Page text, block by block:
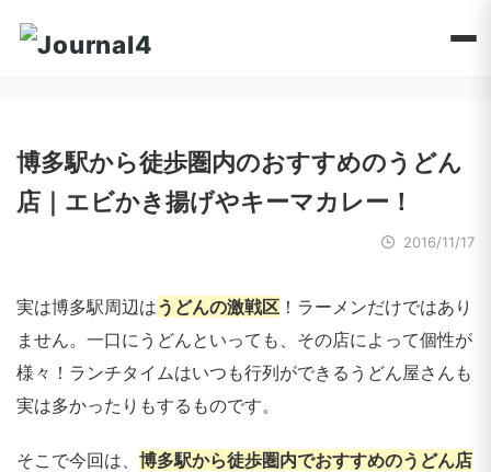
博多駅から徒歩圏内のおすすめのうどん
店｜エビかき揚げやキーマカレー！
2016/11/17
実は博多駅周辺はうどんの激戦区 ！ラーメンだけではあり
ません。一口にうどんといっても、その店によって個性が
様々！ランチタイムはいつも行列ができるうどん屋さんも
実は多かったりもするものです。
そこで今回は、 博多駅から徒歩圏内でおすすめのうどん店